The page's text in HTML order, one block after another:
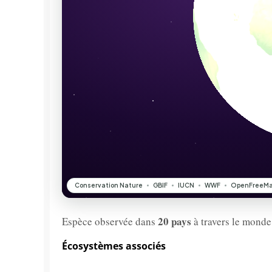
Espèce observée dans 20 pays à travers le
Écosystèmes associés